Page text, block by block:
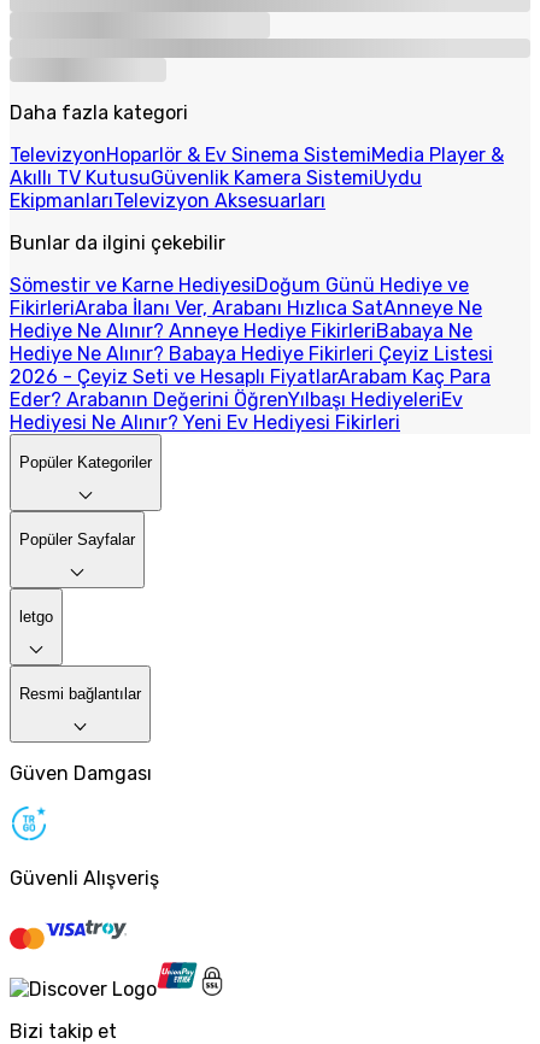
Daha fazla kategori
TelevizyonHoparlör & Ev Sinema SistemiMedia Player &
Akıllı TV KutusuGüvenlik Kamera SistemiUydu
EkipmanlarıTelevizyon Aksesuarları
Bunlar da ilgini çekebilir
Sömestir ve Karne HediyesiDoğum Günü Hediye ve
FikirleriAraba İlanı Ver, Arabanı Hızlıca SatAnneye Ne
Hediye Ne Alınır? Anneye Hediye FikirleriBabaya Ne
Hediye Ne Alınır? Babaya Hediye Fikirleri Çeyiz Listesi
2026 - Çeyiz Seti ve Hesaplı FiyatlarArabam Kaç Para
Eder? Arabanın Değerini ÖğrenYılbaşı HediyeleriEv
Hediyesi Ne Alınır? Yeni Ev Hediyesi Fikirleri
Popüler Kategoriler
Popüler Sayfalar
letgo
Resmi bağlantılar
Güven Damgası
Güvenli Alışveriş
Bizi takip et